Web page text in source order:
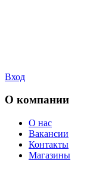
Вход
О компании
О нас
Вакансии
Контакты
Магазины